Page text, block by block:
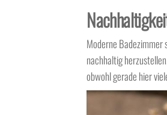
Moderne Badezimmer
nachhaltig
obwohl gerade hier